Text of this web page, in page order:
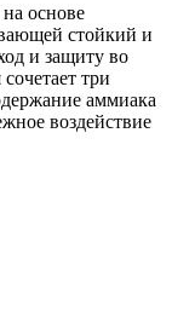
основе
стойкий и
и защиту во
три
аммиака
воздействие